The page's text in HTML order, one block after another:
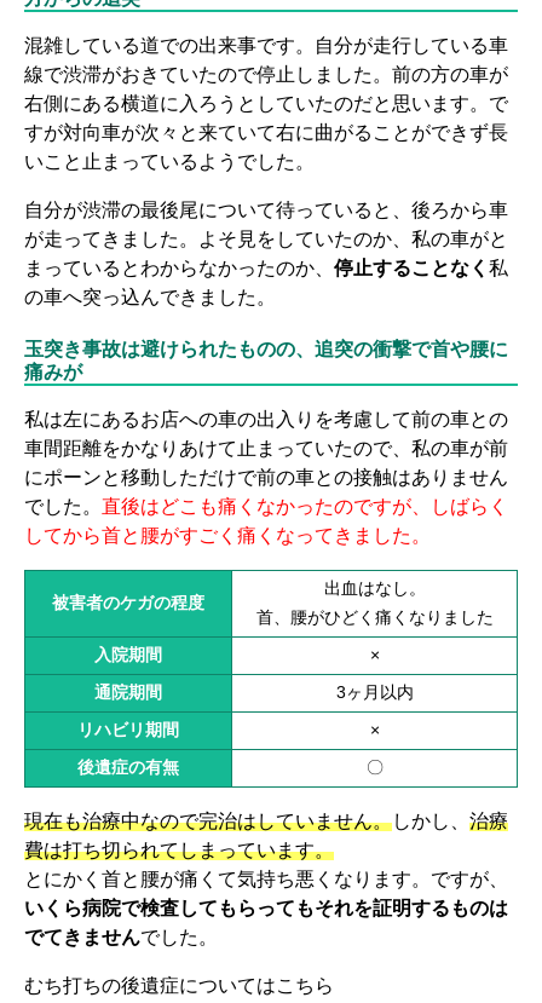
混雑している道での出来事です。自分が走行している車
線で渋滞がおきていたので停止しました。前の方の車が
右側にある横道に入ろうとしていたのだと思います。で
すが対向車が次々と来ていて右に曲がることができず長
いこと止まっているようでした。
自分が渋滞の最後尾について待っていると、後ろから車
が走ってきました。よそ見をしていたのか、私の車がと
まっているとわからなかったのか、 停止することなく 私
の車へ突っ込んできました。
玉突き事故は避けられたものの、追突の衝撃で首や腰に
痛みが
私は左にあるお店への車の出入りを考慮して前の車との
車間距離をかなりあけて止まっていたので、私の車が前
にポーンと移動しただけで前の車との接触はありません
でした。 直後はどこも痛くなかったのですが、しばらく
してから首と腰がすごく痛くなってきました。
被害者のケガの程度
出血はなし。
首、腰がひどく痛くなりました
入院期間 ×
通院期間 3ヶ月以内
リハビリ期間 ×
後遺症の有無 〇
現在も治療中なので完治はしていません。しかし、 治療
費は打ち切られてしまっています。
とにかく首と腰が痛くて気持ち悪くなります。ですが、
いくら病院で検査してもらってもそれを証明するものは
でてきませんでした。
むち打ちの後遺症についてはこちら